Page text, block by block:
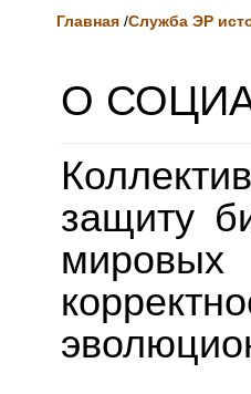
Главная /Служба ЭР
О
защиту